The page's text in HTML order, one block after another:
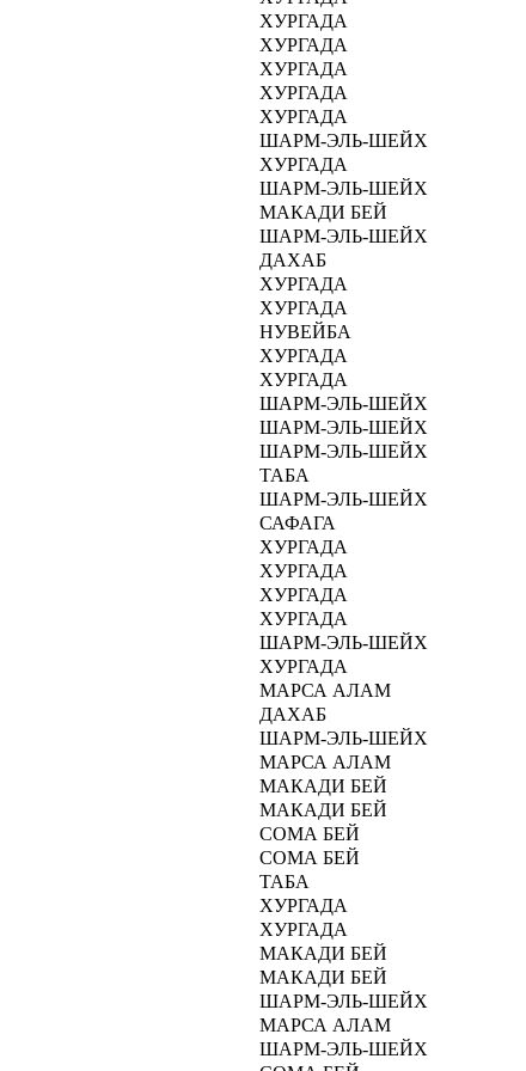
ХУРГАДA
ХУРГАДA
ХУРГАДA
ХУРГАДA
ХУРГАДA
ШАРМ-ЭЛЬ-ШЕЙХ
ХУРГАДA
ШАРМ-ЭЛЬ-ШЕЙХ
МАКАДИ БЕЙ
ШАРМ-ЭЛЬ-ШЕЙХ
ДАХАБ
ХУРГАДA
ХУРГАДA
НУВЕЙБА
ХУРГАДA
ХУРГАДA
ШАРМ-ЭЛЬ-ШЕЙХ
ШАРМ-ЭЛЬ-ШЕЙХ
ШАРМ-ЭЛЬ-ШЕЙХ
ТАБА
ШАРМ-ЭЛЬ-ШЕЙХ
САФАГА
ХУРГАДA
ХУРГАДA
ХУРГАДA
ХУРГАДA
ШАРМ-ЭЛЬ-ШЕЙХ
ХУРГАДA
МАРСА АЛАМ
ДАХАБ
ШАРМ-ЭЛЬ-ШЕЙХ
МАРСА АЛАМ
МАКАДИ БЕЙ
МАКАДИ БЕЙ
СОМА БЕЙ
СОМА БЕЙ
ТАБА
ХУРГАДA
ХУРГАДA
МАКАДИ БЕЙ
МАКАДИ БЕЙ
ШАРМ-ЭЛЬ-ШЕЙХ
МАРСА АЛАМ
ШАРМ-ЭЛЬ-ШЕЙХ